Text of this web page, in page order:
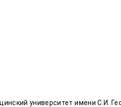
университет имени С.И.